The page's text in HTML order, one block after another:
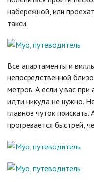
набережной, или
такси.
Все апартаменты и
непосредственной
метров. А если у вас при
идти никуда не нужно.
главное чуток поискать.
прогревается быстрей,